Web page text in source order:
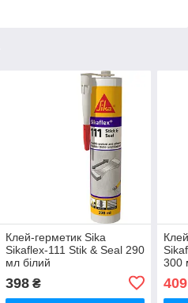
Клей-герметик Sika
Sikaflex-111 Stik & Seal 290
мл білий
398₴
300